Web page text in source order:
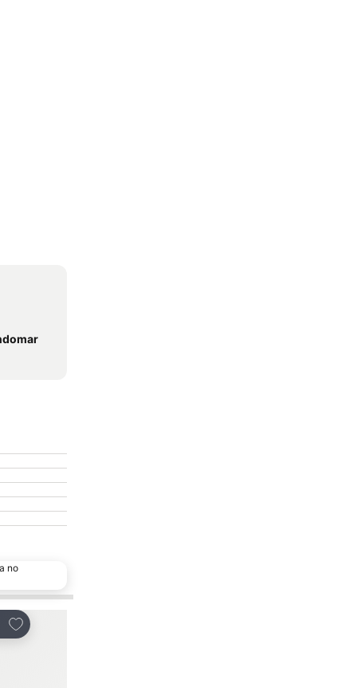
no
Adicionar aos favoritos